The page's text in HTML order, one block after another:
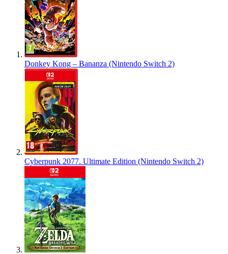
Donkey Kong – Bananza (Nintendo Switch 2)
Cyberpunk 2077. Ultimate Edition (Nintendo Switch 2)